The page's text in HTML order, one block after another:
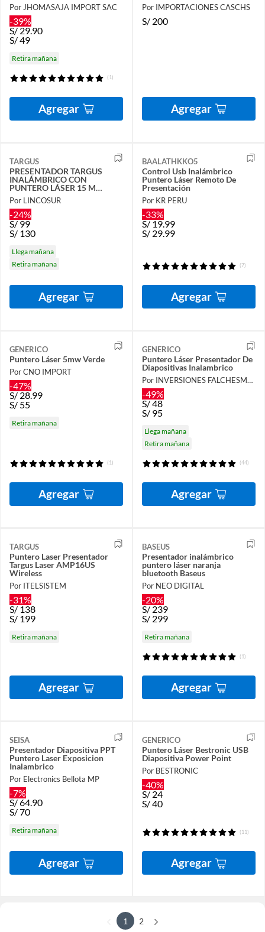
Por JHOMASAJA IMPORT SAC
-39%
S/29.90
S/49
Retira mañana
(1)
Agregar
Por IMPORTACIONES CASCHS
S/ 200
Agregar
TARGUS
PRESENTADOR TARGUS
INALÁMBRICO CON
PUNTERO LÁSER 15 M
(AMP16US)
Por LINCOSUR
-24%
S/99
S/ 130
Llega mañana
Retira mañana
Agregar
BAALATHKKO5
Control Usb Inalámbrico
Puntero Láser Remoto De
Presentación
Por KR PERU
-33%
S/19.99
S/ 29.99
(7)
Agregar
GENERICO
Puntero Láser 5mw Verde
Por CNO IMPORT
-47%
S/28.99
S/ 55
Retira mañana
(1)
Agregar
GENERICO
Puntero Láser Presentador De
Diapositivas Inalambrico
Por INVERSIONES FALCHESMURTA
-49%
S/48
S/ 95
Llega mañana
Retira mañana
(44)
Agregar
TARGUS
Puntero Laser Presentador
Targus Laser AMP16US
Wireless
Por ITELSISTEM
-31%
S/ 138
S/ 199
Retira mañana
Agregar
BASEUS
Presentador inalámbrico
puntero láser naranja
bluetooth Baseus
Por NEO DIGITAL
-20%
S/ 239
S/ 299
Retira mañana
(1)
Agregar
SEISA
Presentador Diapositiva PPT
Puntero Laser Exposicion
Inalambrico
Por Electronics Bellota MP
-7%
S/64.90
S/70
Retira mañana
Agregar
GENERICO
Puntero Láser Bestronic USB
Diapositiva Power Point
Por BESTRONIC
-40%
S/ 24
S/40
(11)
Agregar
1 2